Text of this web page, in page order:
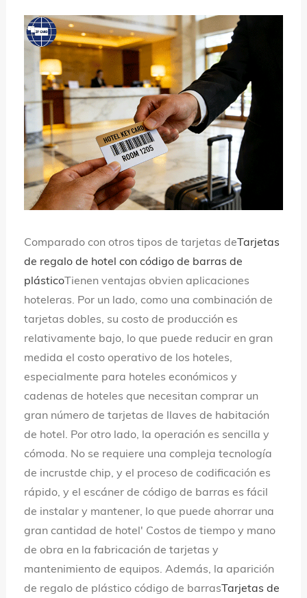
Comparado con otros tipos de tarjetas deTarjetas
de regalo de hotel con código de barras de
plásticoTienen ventajas obvien aplicaciones
hoteleras. Por un lado, como una combinación de
tarjetas dobles, su costo de producción es
relativamente bajo, lo que puede reducir en gran
medida el costo operativo de los hoteles,
especialmente para hoteles económicos y
cadenas de hoteles que necesitan comprar un
gran número de tarjetas de llaves de habitación
de hotel. Por otro lado, la operación es sencilla y
cómoda. No se requiere una compleja tecnología
de incrustde chip, y el proceso de codificación es
rápido, y el escáner de código de barras es fácil
de instalar y mantener, lo que puede ahorrar una
gran cantidad de hotel' Costos de tiempo y mano
de obra en la fabricación de tarjetas y
mantenimiento de equipos. Además, la aparición
de regalo de plástico código de barrasTarjetas de